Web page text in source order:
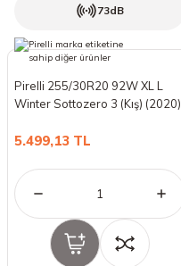
73dB
Pirelli 255/30R20 92W XL L
Winter Sottozero 3 (Kış) (2020)
5.499,13 TL